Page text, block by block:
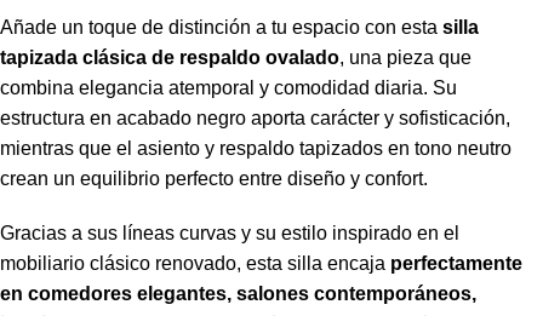
Añade un toque de distinción a tu espacio con esta silla
tapizada clásica de respaldo ovalado, una pieza que
combina elegancia atemporal y comodidad diaria. Su
estructura en acabado negro aporta carácter y sofisticación,
mientras que el asiento y respaldo tapizados en tono neutro
crean un equilibrio perfecto entre diseño y confort.
Gracias a sus líneas curvas y su estilo inspirado en el
mobiliario clásico renovado, esta silla encaja perfectamente
en comedores elegantes, salones contemporáneos,